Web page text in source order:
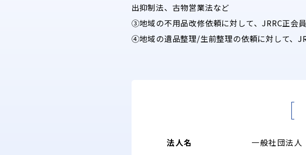
出抑制法、古物営業法など
③地域の不用品改修依頼に対して、JRRC正会
④地域の遺品整理/生前整理の依頼に対して、
法人名 一般社団法